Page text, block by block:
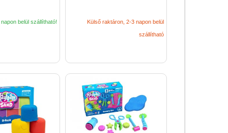
belül szállítható! Külső raktáron, 2-3 napon belül
szállítható
Filctoll
Füzet, iskolafüzet
Gyerek nyomda,
nyomda gyerekeknek